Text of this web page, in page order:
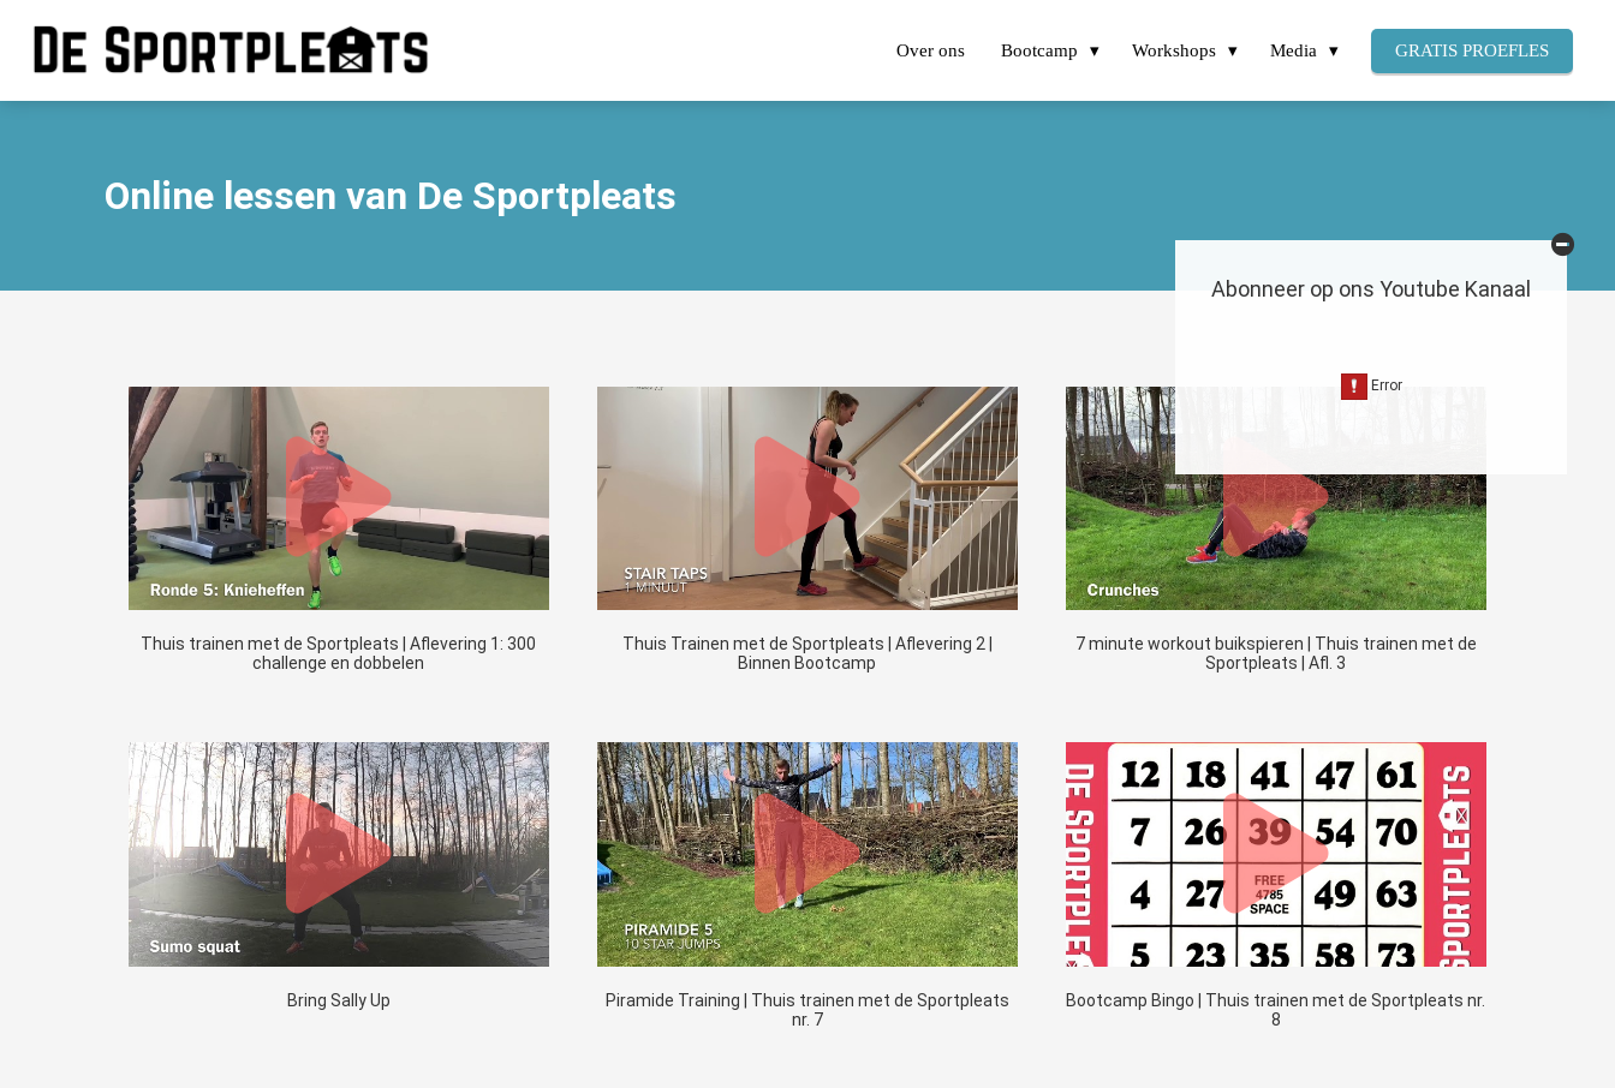
Over ons Bootcamp Workshops Media GRATIS PROEFLES
Online lessen van De Sportpleats
Abonneer op ons Youtube Kanaal
Thuis trainen met de Sportpleats | Aflevering 1: 300
challenge en dobbelen
Thuis Trainen met de Sportpleats | Aflevering 2 |
Binnen Bootcamp
7 minute workout buikspieren | Thuis trainen met de
Sportpleats | Afl. 3
Bring Sally Up
Piramide Training | Thuis trainen met de Sportpleats
nr. 7
Bootcamp Bingo | Thuis trainen met de Sportpleats nr.
8